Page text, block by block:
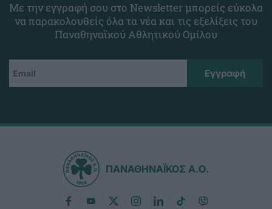
Με την εγγραφή σου στο Newsletter μπορείς εύκολα
να παρακολουθείς όλα τα νέα και τις εξελίξεις του
Παναθηναϊκού Αθλητικού Ομίλου
ΠΑΝΑΘΗΝΑΪΚΟΣ Α.Ο.